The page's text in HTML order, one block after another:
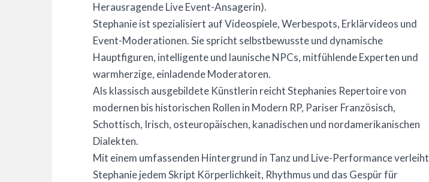
Herausragende Live Event-Ansagerin).
Stephanie ist spezialisiert auf Videospiele, Werbespots, Erklärvideos und
Event-Moderationen. Sie spricht selbstbewusste und dynamische
Hauptfiguren, intelligente und launische NPCs, mitfühlende Experten und
warmherzige, einladende Moderatoren.
Als klassisch ausgebildete Künstlerin reicht Stephanies Repertoire von
modernen bis historischen Rollen in Modern RP, Pariser Französisch,
Schottisch, Irisch, osteuropäischen, kanadischen und nordamerikanischen
Dialekten.
Mit einem umfassenden Hintergrund in Tanz und Live-Performance verleiht
Stephanie jedem Skript Körperlichkeit, Rhythmus und das Gespür für